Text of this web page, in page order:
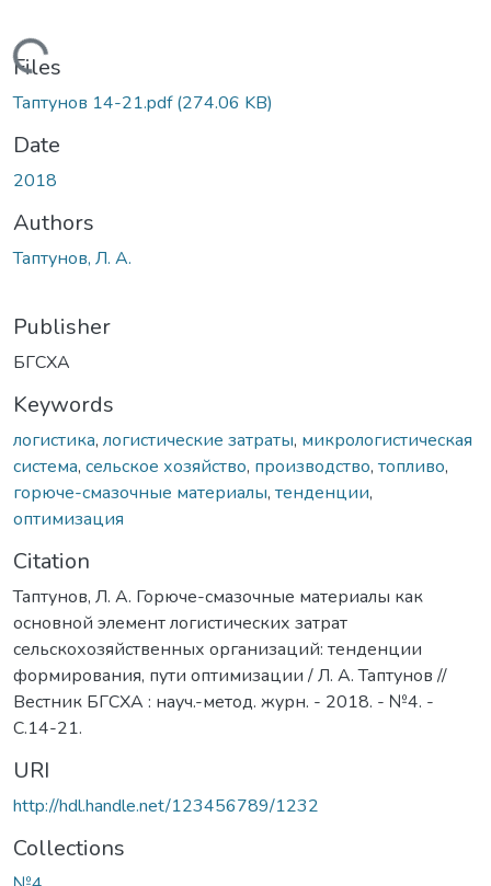
Loading...
Files
Таптунов 14-21.pdf(274.06 KB)
Date
2018
Authors
Таптунов, Л. А.
Publisher
БГСХА
Keywords
логистика, логистические затраты, микрологистическая
система, сельское хозяйство, производство, топливо,
горюче-смазочные материалы, тенденции,
оптимизация
Citation
Таптунов, Л. А. Горюче-смазочные материалы как
основной элемент логистических затрат
сельскохозяйственных организаций: тенденции
формирования, пути оптимизации / Л. А. Таптунов //
Вестник БГСХА : науч.-метод. журн. - 2018. - №4. -
С.14-21.
URI
http://hdl.handle.net/123456789/1232
Collections